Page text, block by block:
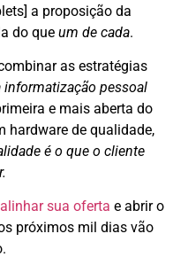
a proposição da
do que um de cada.
as estratégias
informatização pessoal
e mais aberta do
hardware de qualidade,
é o que o cliente
alinhar sua oferta e abrir o
próximos mil dias vão